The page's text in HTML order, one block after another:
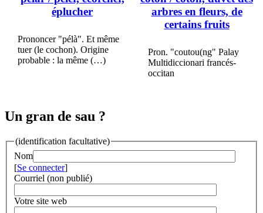
éplucher
Prononcer "pélà". Et même
tuer (le cochon). Origine
probable : la même (…)
arbres en fleurs, de
certains fruits
Pron. "coutou(ng" Palay
Multidiccionari francés-
occitan
Un gran de sau ?
(identification facultative)
Nom
[Se connecter]
Courriel (non publié)
Votre site web